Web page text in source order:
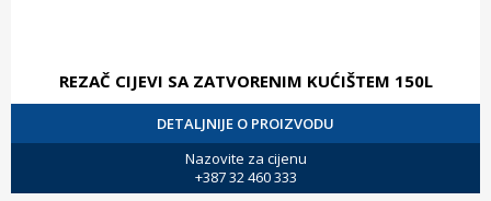
REZAČ CIJEVI SA ZATVORENIM KUĆIŠTEM 150L
DETALJNIJE O PROIZVODU
Nazovite za cijenu
+387 32 460 333